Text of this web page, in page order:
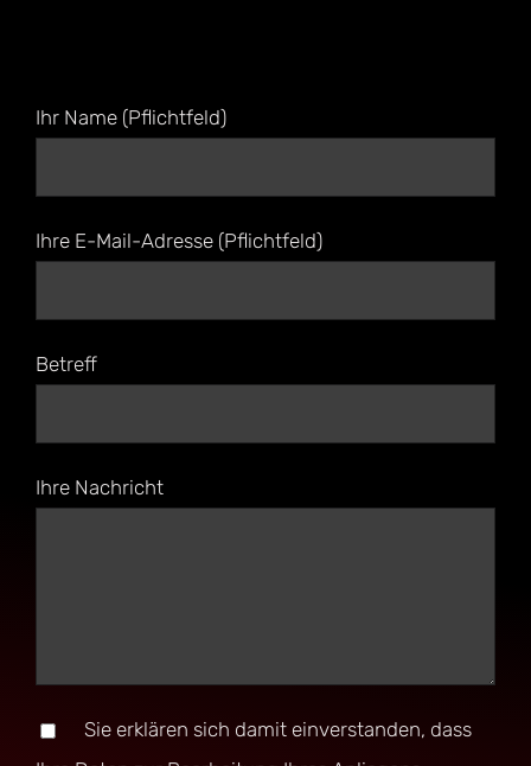
Ihr Name (Pflichtfeld)
Ihre E-Mail-Adresse (Pflichtfeld)
Betreff
Ihre Nachricht
Sie erklären sich damit einverstanden, dass